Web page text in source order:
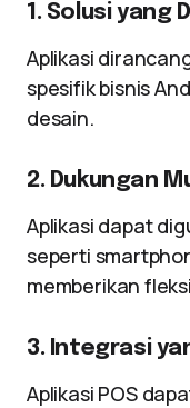
1. Solusi yang
Aplikasi
spesifik bisnis
desain.
2. Dukungan
Aplikasi dapat
seperti
memberikan
3. Integrasi
Aplikasi POS